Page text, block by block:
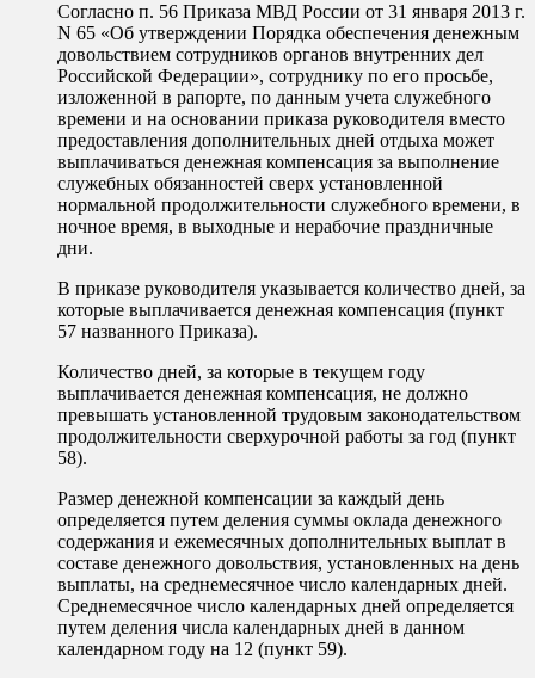
Согласно п. 56 Приказа МВД России от 31 января 2013 г.
N 65 «Об утверждении Порядка обеспечения денежным
довольствием сотрудников органов внутренних дел
Российской Федерации», сотруднику по его просьбе,
изложенной в рапорте, по данным учета служебного
времени и на основании приказа руководителя вместо
предоставления дополнительных дней отдыха может
выплачиваться денежная компенсация за выполнение
служебных обязанностей сверх установленной
нормальной продолжительности служебного времени, в
ночное время, в выходные и нерабочие праздничные
дни.
В приказе руководителя указывается количество дней, за
которые выплачивается денежная компенсация (пункт
57 названного Приказа).
Количество дней, за которые в текущем году
выплачивается денежная компенсация, не должно
превышать установленной трудовым законодательством
продолжительности сверхурочной работы за год (пункт
58).
Размер денежной компенсации за каждый день
определяется путем деления суммы оклада денежного
содержания и ежемесячных дополнительных выплат в
составе денежного довольствия, установленных на день
выплаты, на среднемесячное число календарных дней.
Среднемесячное число календарных дней определяется
путем деления числа календарных дней в данном
календарном году на 12 (пункт 59).